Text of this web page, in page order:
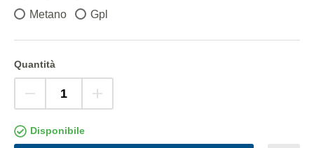
Metano Gpl
Quantità
Disponibile